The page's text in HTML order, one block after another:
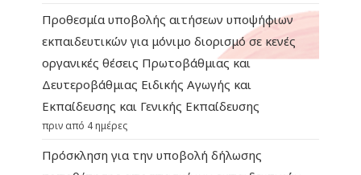
Προθεσμία υποβολής αιτήσεων υποψήφιων
εκπαιδευτικών για μόνιμο διορισμό σε κενές
οργανικές θέσεις Πρωτοβάθμιας και
Δευτεροβάθμιας Ειδικής Αγωγής και
Εκπαίδευσης και Γενικής Εκπαίδευσης
πριν από 4 ημέρες
Πρόσκληση για την υποβολή δήλωσης